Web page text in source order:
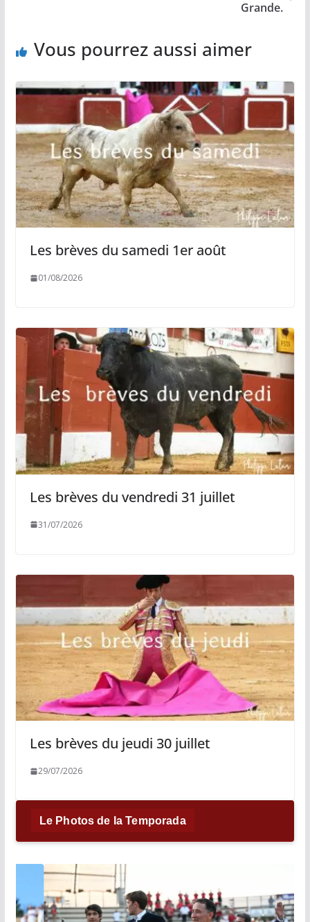
Grande.
Vous pourrez aussi aimer
Les brèves du samedi 1er août
01/08/2026
Les brèves du vendredi 31 juillet
31/07/2026
Les brèves du jeudi 30 juillet
29/07/2026
Le Photos de la Temporada